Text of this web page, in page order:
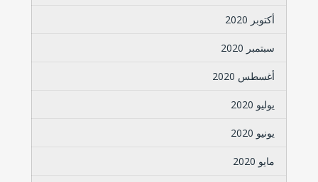
أكتوبر 2020
سبتمبر 2020
أغسطس 2020
يوليو 2020
يونيو 2020
مايو 2020